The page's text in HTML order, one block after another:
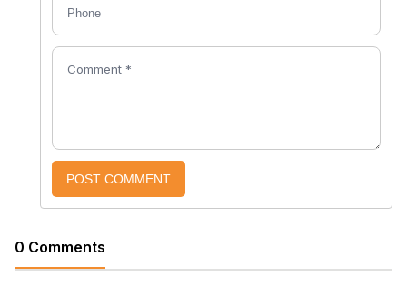
POST COMMENT
0 Comments